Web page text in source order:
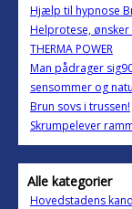
Hjælp til hypnose
Helprotese,
THERMA POWER
Man pådrager
sensommer og
Brun sovs i trussen!
Skrumpelever
Alle kategorier
Hovedstadens